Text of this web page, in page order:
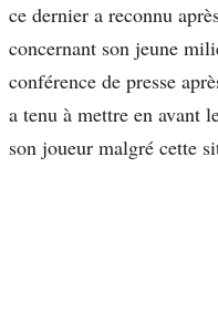
ce dernier a reconnu
concernant son jeune
conférence de presse
a tenu à mettre en avant
son joueur malgré cette